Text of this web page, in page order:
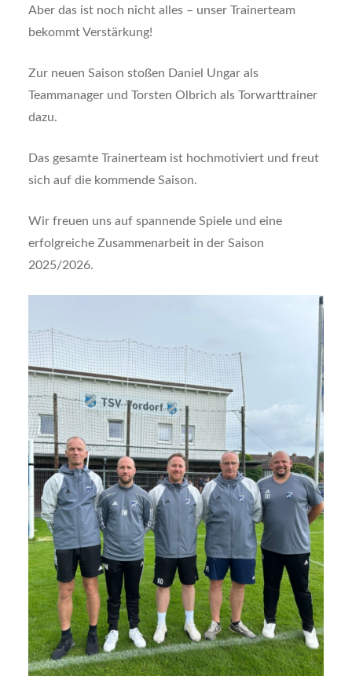
Aber das ist noch nicht alles – unser Trainerteam
bekommt Verstärkung!
Zur neuen Saison stoßen Daniel Ungar als
Teammanager und Torsten Olbrich als Torwarttrainer
dazu.
Das gesamte Trainerteam ist hochmotiviert und freut
sich auf die kommende Saison.
Wir freuen uns auf spannende Spiele und eine
erfolgreiche Zusammenarbeit in der Saison
2025/2026.